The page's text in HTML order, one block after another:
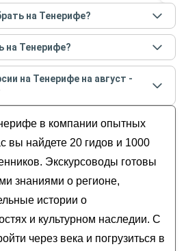
на Тенерифе?
на Тенерифев
2026 года:
по горам Анага
вулкан Тейде, Ла-Оротава
один день
Тенерифе — Икод-де-лос-
на Тенерифе?
по рейтингу и отзывам
на Тенерифе на август -
от 39до 500 EUR
в компании опытных
вы найдете 20 гидов и 1000
Экскурсоводы готовы
знаниями о регионе,
истории о
и культурном наследии. С
через века и погрузиться в